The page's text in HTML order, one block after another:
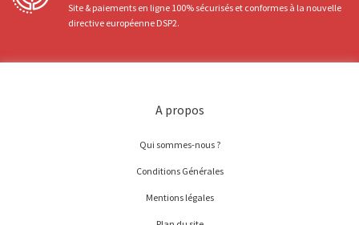
Site & paiements en ligne 100% sécurisés et conformes à la nouvelle
directive européenne DSP2.
A propos
Qui sommes-nous ?
Conditions Générales
Mentions légales